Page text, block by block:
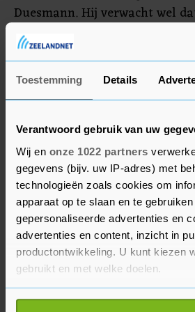
Toestemming Details
Verantwoord gebruik van uw
Wij en onze 1022 partners
gegevens (bijv. uw IP-adres) met
technologieën zoals cookies om
apparaat op te slaan en te
gepersonaliseerde advertenties en
advertenties en content, inzicht in
productontwikkeling. U kunt kiezen
gebruikt en met welke doelen.
Als u het toestaat, willen we ook
Duesmann. Hij verwacht wel
chips in de loop van het jaar
Connectiviteit
Met het oog op de
erkende Duesmann dat de
Duitse autogroep
van connectiviteit om aan de
Chinese klanten te voldoen.
consumenten willen ook in de
chatten of betalen waarvoor
verbinding met het internet
Om de connectiviteit van de
zou er volgens Duesmann